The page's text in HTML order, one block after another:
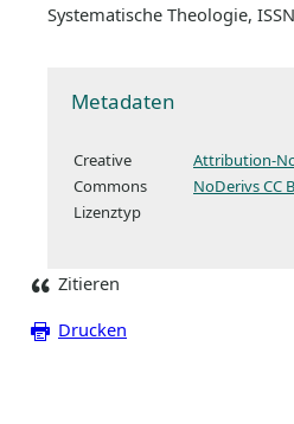
Systematische Theologie,
Metadaten
Creative
Commons
Lizenztyp
Attribution-
NoDerivs CC
Zitieren
Drucken